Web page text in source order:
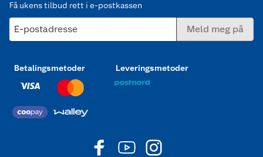
Få ukens tilbud rett i e-postkassen
E-postadresse Meld meg på
Betalingsmetoder Leveringsmetoder